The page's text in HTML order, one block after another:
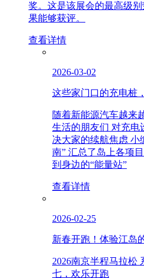
奖。这是该展会的最高级
果能够获评。
查看详情
2026-03-02
这些家门口的充电桩
随着新能源汽车越来
生活的朋友们 对充电
决大家的续航焦虑 小
南” 汇总了岛上各项
到身边的“能量站”
查看详情
2026-02-25
新春开跑！体验江岛
2026南京半程马拉松
七，欢乐开跑